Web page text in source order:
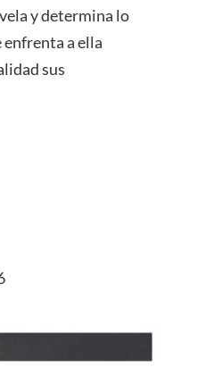
y determina lo
a ella
sus